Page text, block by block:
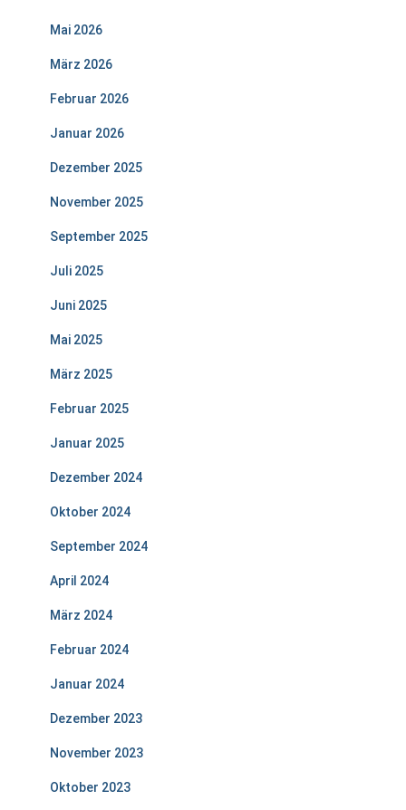
Mai 2026
März 2026
Februar 2026
Januar 2026
Dezember 2025
November 2025
September 2025
Juli 2025
Juni 2025
Mai 2025
März 2025
Februar 2025
Januar 2025
Dezember 2024
Oktober 2024
September 2024
April 2024
März 2024
Februar 2024
Januar 2024
Dezember 2023
November 2023
Oktober 2023